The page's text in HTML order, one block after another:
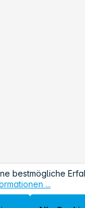
bestmögliche
...